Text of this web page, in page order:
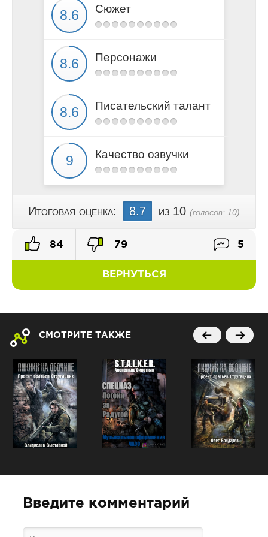
Сюжет
Персонажи
Писательский талант
Качество озвучки
Итоговая оценка: 8.7 из 10 (голосов: 10)
ВЕРНУТЬСЯ
84 79 5
СМОТРИТЕ ТАКЖЕ
Введите комментарий